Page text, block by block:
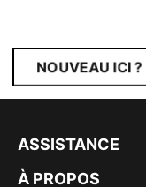
NOUVEAU ICI
ASSISTANCE
À PROPOS